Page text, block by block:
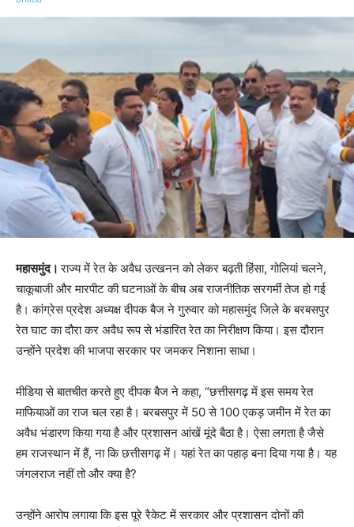
महासमुंद।राज्य में रेत के अवैध उत्खनन को लेकर बढ़ती हिंसा, गोलियां चलने,
चाकूबाजी और मारपीट की घटनाओं के बीच अब राजनीतिक सरगर्मी तेज हो गई
है। कांग्रेस प्रदेश अध्यक्ष दीपक बैज ने गुरुवार को महासमुंद जिले के बरबसपुर
रेत घाट का दौरा कर अवैध रूप से भंडारित रेत का निरीक्षण किया। इस दौरान
उन्होंने प्रदेश की भाजपा सरकार पर जमकर निशाना साधा।
मीडिया से बातचीत करते हुए दीपक बैज ने कहा, “छत्तीसगढ़ में इस समय रेत
माफियाओं का राज चल रहा है। बरबसपुर में 50 से 100 एकड़ जमीन में रेत का
अवैध भंडारण किया गया है और प्रशासन आंखें मूंदे बैठा है। ऐसा लगता है जैसे
हम राजस्थान में हैं, ना कि छत्तीसगढ़ में। यहां रेत का पहाड़ बना दिया गया है। यह
जंगलराज नहीं तो और क्या है?
उन्होंने आरोप लगाया कि इस पूरे रैकेट में सरकार और प्रशासन दोनों की